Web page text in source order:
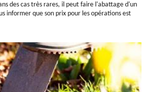
des cas très rares, il peut faire l'abattage d'un
informer que son prix pour les opérations est